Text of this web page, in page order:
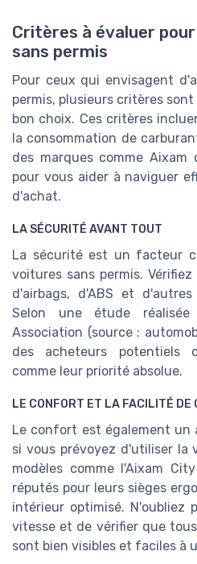
Critères à évaluer
sans permis
Pour ceux qui envisagent
permis, plusieurs critères
bon choix. Ces critères
la consommation de
des marques comme
pour vous aider à naviguer
d'achat.
LA SÉCURITÉ AVANT TOUT
La sécurité est un facteur
voitures sans permis.
d'airbags, d'ABS et
Selon une étude réalisée
Association (source :
des acheteurs potentiels
comme leur priorité absolue.
LE CONFORT ET LA FACILITÉ DE
Le confort est également un
si vous prévoyez d'utiliser la
modèles comme l'Aixam
réputés pour leurs sièges
intérieur optimisé. N'oubliez
vitesse et de vérifier que
sont bien visibles et faciles à